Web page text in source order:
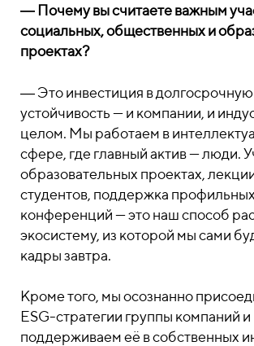
― Почему вы считаете важным
социальных, общественных и
проектах?
― Это инвестиция в долгосрочную
устойчивость — и компании, и
целом. Мы работаем в
сфере, где главный актив — люди.
образовательных проектах,
студентов, поддержка профильных
конференций — это наш способ
экосистему, из которой мы сами
кадры завтра.
Кроме того, мы осознанно
ESG-стратегии группы компаний и
поддерживаем её в собственных